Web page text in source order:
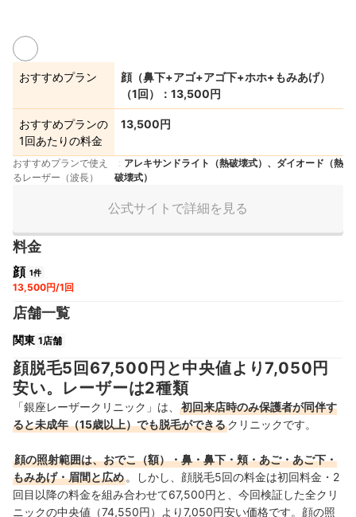
おすすめプラン
顔（鼻下+アゴ+アゴ下+ホホ+もみあげ）
（1回）：13,500円
おすすめプランの
1回あたりの料金
13,500円
おすすめプランで使え
るレーザー（波長）
アレキサンドライト（熱破壊式）、ダイオード（熱
破壊式）
公式サイトで詳細を見る
料金
顔 1件
13,500円/1回
店舗一覧
関東 1店舗
顔脱毛5回67,500円と中央値より7,050円
安い。レーザーは2種類
「銀座レーザークリニック」は、
初回来店時のみ保護者が同伴す
ると未成年（15歳以上）でも脱毛ができるクリニックです。
顔の照射範囲は、おでこ（額）・鼻・鼻下・頬・あご・あご下・
もみあげ・眉間と広め 。しかし、 顔脱毛5回の料金は初回料金・2
回目以降の料金を組み合わせて67,500円と、今回検証した全クリ
ニックの中央値（74,550円）より7,050円安い価格です。顔の照